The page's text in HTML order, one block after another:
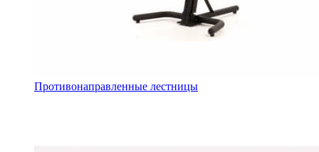
Противонаправленные лестницы